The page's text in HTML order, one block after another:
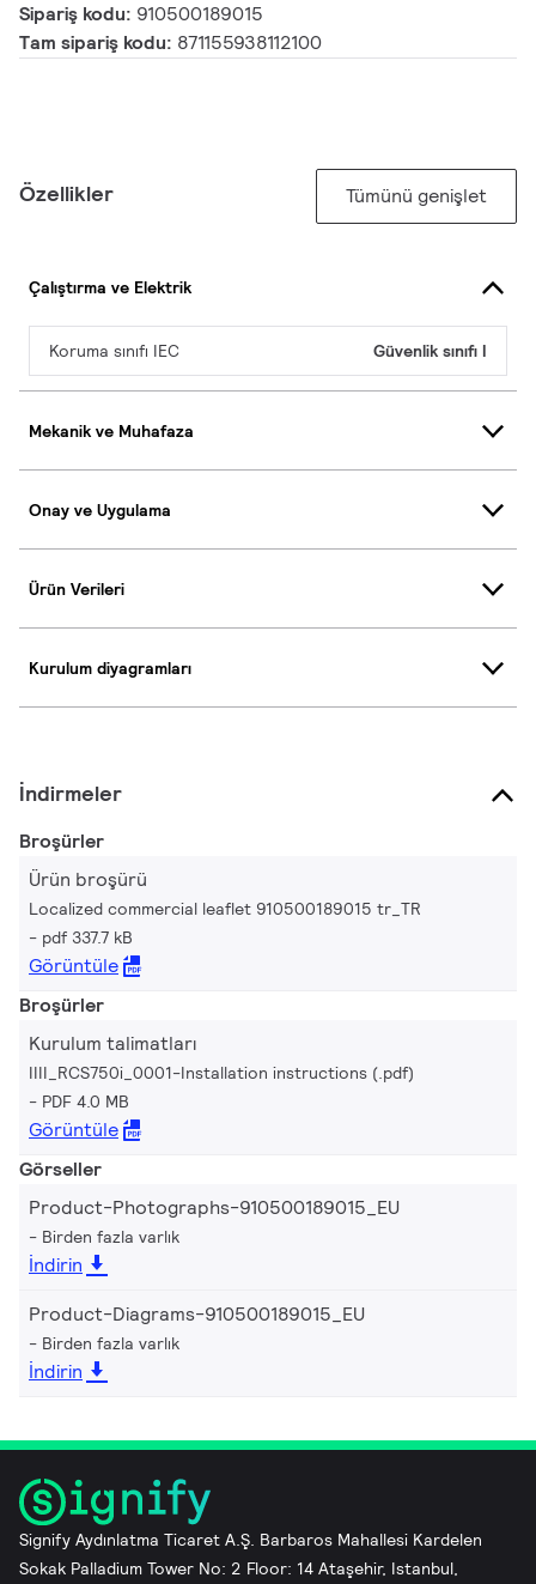
Sipariş kodu: 910500189015
Tam sipariş kodu: 871155938112100
Özellikler Tümünü genişlet
Çalıştırma ve Elektrik
Koruma sınıfı IEC Güvenlik sınıfı I
Mekanik ve Muhafaza
Onay ve Uygulama
Ürün Verileri
Kurulum diyagramları
İndirmeler
Broşürler
Ürün broşürü
Localized commercial leaflet 910500189015 tr_TR
pdf 337.7 kB
Görüntüle
Broşürler
Kurulum talimatları
IIII_RCS750i_0001-Installation instructions (.pdf)
PDF 4.0 MB
Görüntüle
Görseller
Product-Photographs-910500189015_EU
Birden fazla varlık
İndirin
Product-Diagrams-910500189015_EU
Birden fazla varlık
İndirin
Signify Aydınlatma Ticaret A.Ş. Barbaros Mahallesi Kardelen
Sokak Palladium Tower No: 2 Floor: 14 Ataşehir, Istanbul,